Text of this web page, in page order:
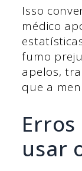
Isso
médico
fumo
apelos,
que a
usar